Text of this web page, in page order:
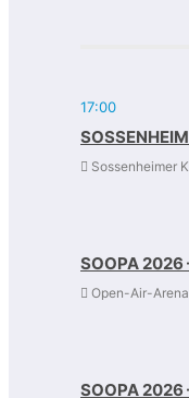
17:00
Sossenheimer
SOOPA 2026
Open-Air-
SOOPA 2026